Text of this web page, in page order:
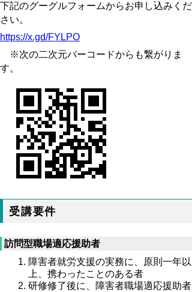
下記のグーグルフォームからお申し込みくだ
さい。
https://x.gd/FYLPO
※次の二次元バーコードからも繋がりま
す。
受講要件
訪問型職場適応援助者
障害者就労支援の実務に、原則一年以
上、携わったことのある者
研修修了後に、障害者職場適応援助者